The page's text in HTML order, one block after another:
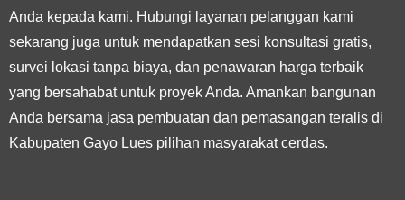
Anda kepada kami. Hubungi layanan pelanggan kami
sekarang juga untuk mendapatkan sesi konsultasi gratis,
survei lokasi tanpa biaya, dan penawaran harga terbaik
yang bersahabat untuk proyek Anda. Amankan bangunan
Anda bersama jasa pembuatan dan pemasangan teralis di
Kabupaten Gayo Lues pilihan masyarakat cerdas.